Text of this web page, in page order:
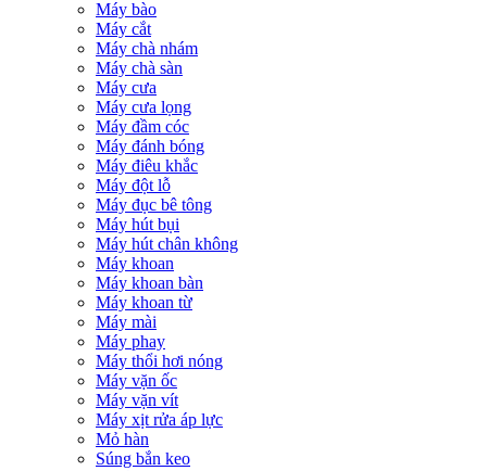
Máy bào
Máy cắt
Máy chà nhám
Máy chà sàn
Máy cưa
Máy cưa lọng
Máy đầm cóc
Máy đánh bóng
Máy điêu khắc
Máy đột lỗ
Máy đục bê tông
Máy hút bụi
Máy hút chân không
Máy khoan
Máy khoan bàn
Máy khoan từ
Máy mài
Máy phay
Máy thổi hơi nóng
Máy vặn ốc
Máy vặn vít
Máy xịt rửa áp lực
Mỏ hàn
Súng bắn keo